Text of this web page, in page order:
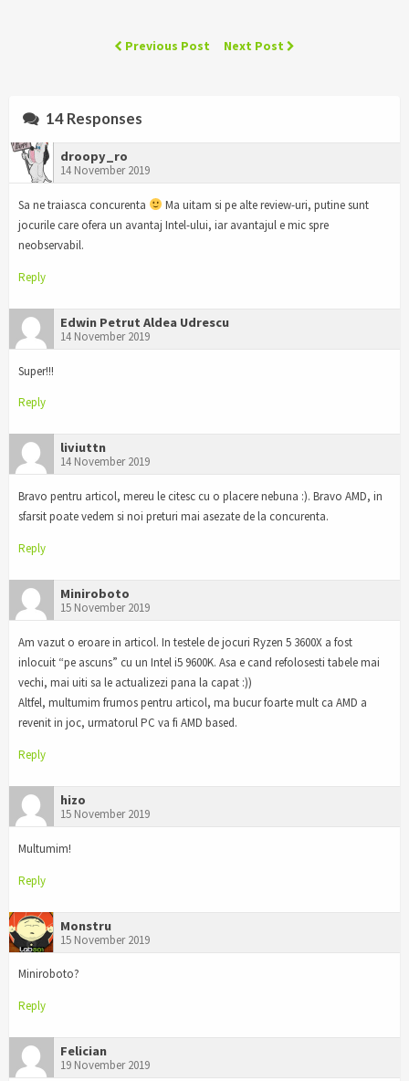
Previous Post Next Post
14 Responses
droopy_ro
14 November 2019
Sa ne traiasca concurenta
Ma uitam si pe alte review-uri, putine sunt
jocurile care ofera un avantaj Intel-ului, iar avantajul e mic spre
neobservabil.
Reply
Edwin Petrut Aldea Udrescu
14 November 2019
Super!!!
Reply
liviuttn
14 November 2019
Bravo pentru articol, mereu le citesc cu o placere nebuna :). Bravo AMD, in
sfarsit poate vedem si noi preturi mai asezate de la concurenta.
Reply
Miniroboto
15 November 2019
Am vazut o eroare in articol. In testele de jocuri Ryzen 5 3600X a fost
inlocuit “pe ascuns” cu un Intel i5 9600K. Asa e cand refolosesti tabele mai
vechi, mai uiti sa le actualizezi pana la capat :))
Altfel, multumim frumos pentru articol, ma bucur foarte mult ca AMD a
revenit in joc, urmatorul PC va fi AMD based.
Reply
hizo
15 November 2019
Multumim!
Reply
Monstru
15 November 2019
Miniroboto?
Reply
Felician
19 November 2019